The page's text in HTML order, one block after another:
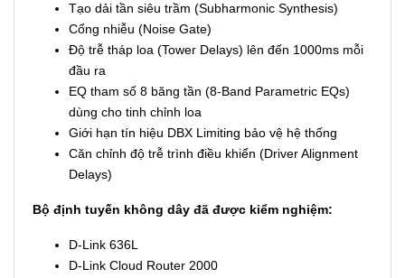
Tạo dải tần siêu trầm (Subharmonic Synthesis)
Cổng nhiễu (Noise Gate)
Độ trễ tháp loa (Tower Delays) lên đến 1000ms mỗi
đầu ra
EQ tham số 8 băng tần (8-Band Parametric EQs)
dùng cho tinh chỉnh loa
Giới hạn tín hiệu DBX Limiting bảo vệ hệ thống
Căn chỉnh độ trễ trình điều khiển (Driver Alignment
Delays)
Bộ định tuyến không dây đã được kiểm nghiệm:
D-Link 636L
D-Link Cloud Router 2000